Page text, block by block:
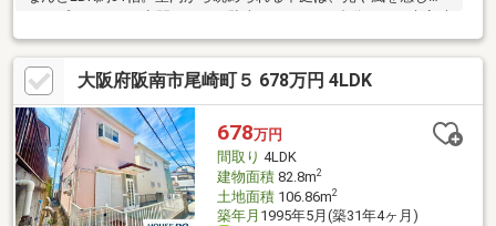
れるプライベート空間。さらに駐車スペースは5台分あり、来客時
も安心です。
大阪府阪南市尾崎町５ 678万円 4LDK
678万円
間取り 4LDK
建物面積82.8m2
土地面積106.86m2
築年月 1995年5月(築31年4ヶ月)